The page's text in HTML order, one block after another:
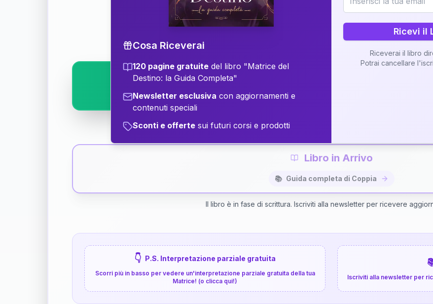
Scopri il significato della vostra Matrice di Coppia attraverso
✨ Interpretazione personalizzata
⚡
Libro in Arrivo
📚 Guida completa di Coppia
Il libro è in fase di scrittura. Iscriviti alla newsletter per ricevere
👇 P.S. Interpretazione parziale gratuita
Scorri più in basso per vedere un'interpretazione parziale gratuita della tua
Matrice! (o clicca qui!)
Iscriviti alla newsletter per
Cosa Riceverai
120 pagine gratuite del libro "Matrice del
Destino: la Guida Completa"
Newsletter esclusiva con aggiornamenti e
contenuti speciali
Sconti e offerte sui futuri corsi e prodotti
Ricevi il
Riceverai il libro
Potrai cancellare